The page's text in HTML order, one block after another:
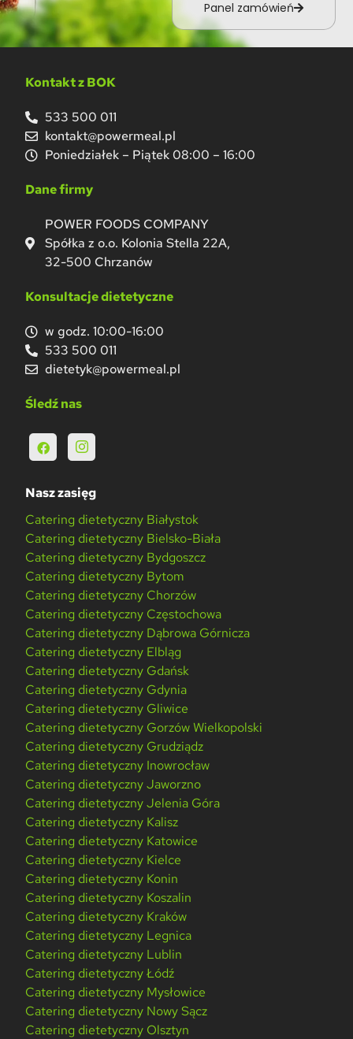
Panel zamówień
Kontakt z BOK
533 500 011
kontakt@powermeal.pl
Poniedziałek – Piątek 08:00 – 16:00
Dane firmy
POWER FOODS COMPANY
Spółka z o.o. Kolonia Stella 22A,
32-500 Chrzanów
Konsultacje dietetyczne
w godz. 10:00-16:00
533 500 011
dietetyk@powermeal.pl
Śledź nas
Nasz zasięg
Catering dietetyczny Białystok
Catering dietetyczny Bielsko-Biała
Catering dietetyczny Bydgoszcz
Catering dietetyczny Bytom
Catering dietetyczny Chorzów
Catering dietetyczny Częstochowa
Catering dietetyczny Dąbrowa Górnicza
Catering dietetyczny Elbląg
Catering dietetyczny Gdańsk
Catering dietetyczny Gdynia
Catering dietetyczny Gliwice
Catering dietetyczny Gorzów Wielkopolski
Catering dietetyczny Grudziądz
Catering dietetyczny Inowrocław
Catering dietetyczny Jaworzno
Catering dietetyczny Jelenia Góra
Catering dietetyczny Kalisz
Catering dietetyczny Katowice
Catering dietetyczny Kielce
Catering dietetyczny Konin
Catering dietetyczny Koszalin
Catering dietetyczny Kraków
Catering dietetyczny Legnica
Catering dietetyczny Lublin
Catering dietetyczny Łódź
Catering dietetyczny Mysłowice
Catering dietetyczny Nowy Sącz
Catering dietetyczny Olsztyn